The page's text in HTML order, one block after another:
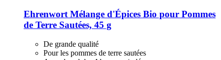
EhrenwortMélange d'Épices Bio pour Pommes
de Terre Sautées, 45 g
De grande qualité
Pour les pommes de terre sautées